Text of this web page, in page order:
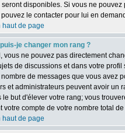
seront disponibles. Si vous ne
le contacter pour lui en
haut de page
je changer mon rang ?
vous ne pouvez pas directement
de discussions et dans votre
de messages que vous avez
et administrateurs peuvent avoir un
le but d'élever votre rang; vous
votre compte de votre nombre total
haut de page